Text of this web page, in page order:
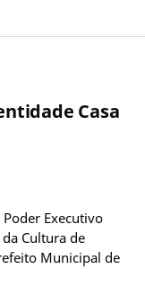
Casa
Executivo
Cultura de
Municipal de